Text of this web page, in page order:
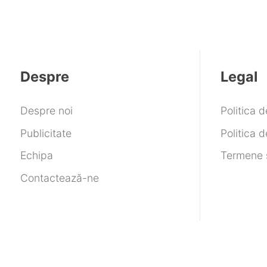
Despre
Despre noi
Publicitate
Echipa
Contactează-ne
Legal
Politica
Politica
Termene